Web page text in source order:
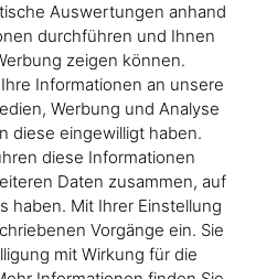
Auswertungen anhand
durchführen und Ihnen
zeigen können.
Informationen an unsere
Werbung und Analyse
diese eingewilligt haben.
diese Informationen
Daten zusammen, auf
haben. Mit Ihrer Einstellung
Vorgänge ein. Sie
mit Wirkung für die
American, Activist